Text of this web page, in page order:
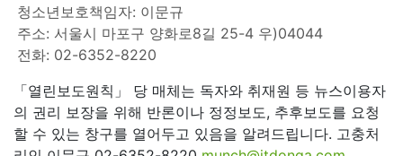
청소년보호책임자: 이문규
주소: 서울시 마포구 양화로8길 25-4 우)04044
전화: 02-6352-8220
「열린보도원칙」 당 매체는 독자와 취재원 등 뉴스이용자
의 권리 보장을 위해 반론이나 정정보도, 추후보도를 요청
할 수 있는 창구를 열어두고 있음을 알려드립니다. 고충처